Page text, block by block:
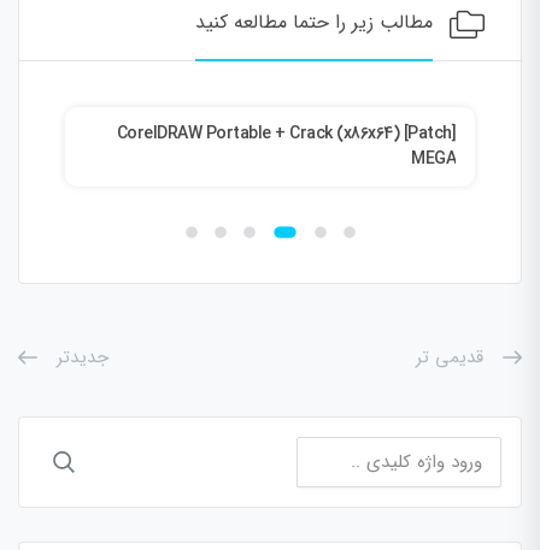
مطالب زیر را حتما مطالعه کنید
CorelDRAW Portable + Crack (x86x64) [Patch]
MEGA
قدیمی تر جدیدتر
برای: